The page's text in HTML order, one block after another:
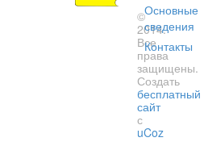
©
2014.
Все
права
защищены.
Создать
бесплатный
сайт
с
uCoz
Основные
сведения
Контакты